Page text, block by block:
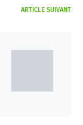
ARTICLE SUIVANT